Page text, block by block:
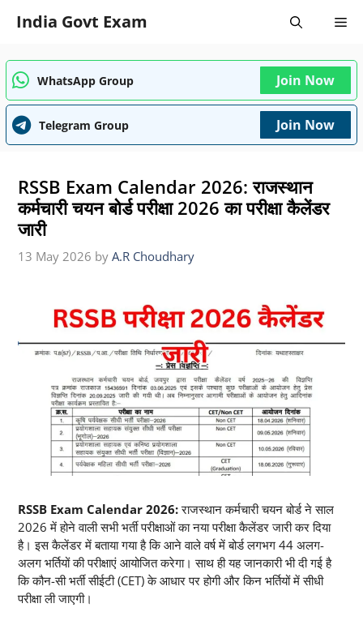
India Govt Exam
WhatsApp Group Join Now
Telegram Group Join Now
RSSB Exam Calendar 2026: राजस्थान
कर्मचारी चयन बोर्ड परीक्षा 2026 का परीक्षा कैलेंडर
जारी
13 May 2026 by A.R Choudhary
RSSB Exam Calendar 2026:राजस्थान कर्मचारी चयन बोर्ड ने साल
2026 में होने वाली सभी भर्ती परीक्षाओं का नया परीक्षा कैलेंडर जारी कर दिया
है। इस कैलेंडर में बताया गया है कि आने वाले वर्ष में बोर्ड लगभग 44 अलग-
अलग भर्तियों की परीक्षाएं आयोजित करेगा। साथ ही यह जानकारी भी दी गई है
कि कौन-सी भर्ती सीईटी (CET) के आधार पर होगी और किन भर्तियों में सीधी
परीक्षा ली जाएगी।